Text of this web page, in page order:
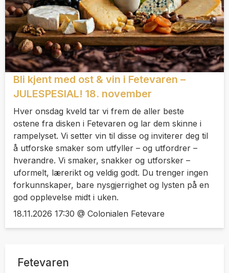
Bli kjent med ost & vin i Fetevaren –
JULESPESIAL! 18. november
Hver onsdag kveld tar vi frem de aller beste
ostene fra disken i Fetevaren og lar dem skinne i
rampelyset. Vi setter vin til disse og inviterer deg til
å utforske smaker som utfyller – og utfordrer –
hverandre. Vi smaker, snakker og utforsker –
uformelt, lærerikt og veldig godt. Du trenger ingen
forkunnskaper, bare nysgjerrighet og lysten på en
god opplevelse midt i uken.
18.11.2026 17:30 @ Colonialen Fetevare
Fetevaren